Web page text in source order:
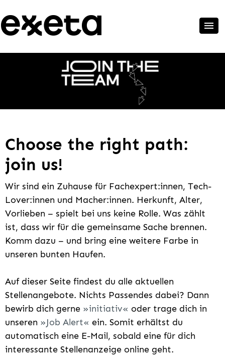
Choose the right path:
join us!
Wir sind ein Zuhause für Fachexpert:innen, Tech-
Lover:innen und Macher:innen. Herkunft, Alter,
Vorlieben – spielt bei uns keine Rolle. Was zählt
ist, dass wir für die gemeinsame Sache brennen.
Komm dazu – und bring eine weitere Farbe in
unseren bunten Haufen.
Auf dieser Seite findest du alle aktuellen
Stellenangebote. Nichts Passendes dabei? Dann
bewirb dich gerne
initiativ
oder trage dich in
unseren
Job Alert
ein. Somit erhältst du
automatisch eine E-Mail, sobald eine für dich
interessante Stellenanzeige online geht.